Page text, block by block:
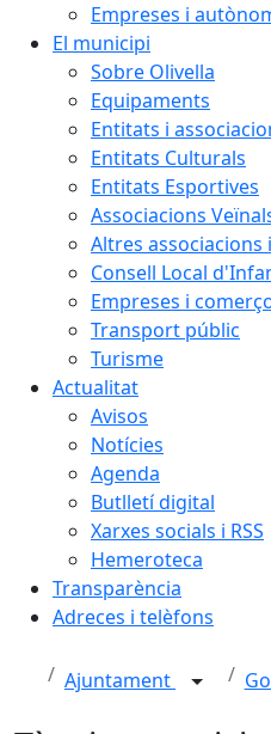
Empreses i
El municipi
Sobre Olivella
Equipaments
Entitats i
Entitats Culturals
Entitats Esportives
Associacions
Altres associacions
Consell Local
Empreses i
Transport públic
Turisme
Actualitat
Avisos
Notícies
Agenda
Butlletí digital
Xarxes socials i RSS
Hemeroteca
Transparència
Adreces i telèfons
Ajuntament